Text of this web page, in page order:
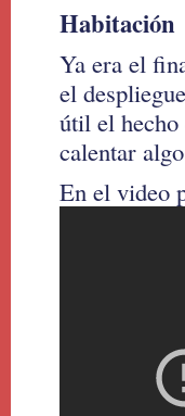
Habitación
Ya era el
el
útil el hecho
calentar
En el video